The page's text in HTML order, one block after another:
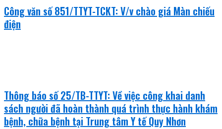
Công văn số 851/TTYT-TCKT: V/v chào giá Màn chiếu
điện
Thông báo số 25/TB-TTYT: Về việc công khai danh
sách người đã hoàn thành quá trình thực hành khám
bệnh, chữa bệnh tại Trung tâm Y tế Quy Nhơn